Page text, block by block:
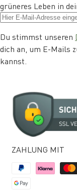
grüneres Leben in
Du stimmst unseren
dich an, um E-Mails
kannst.
ZAHLUNG MIT